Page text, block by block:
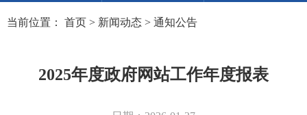
当前位置： 首页 > 新闻动态 > 通知公告
2025年度政府网站工作年度报表